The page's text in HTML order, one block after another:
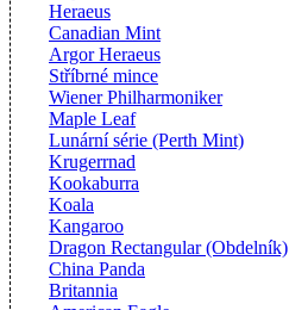
Heraeus
Canadian Mint
Argor Heraeus
Stříbrné mince
Wiener Philharmoniker
Maple Leaf
Lunární série (Perth Mint)
Krugerrnad
Kookaburra
Koala
Kangaroo
Dragon Rectangular (Obdelník)
China Panda
Britannia